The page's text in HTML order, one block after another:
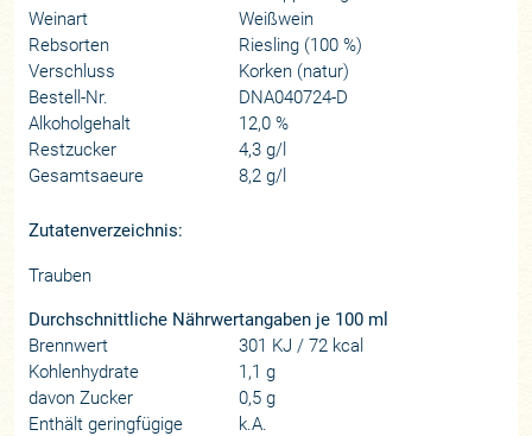
Weinart
Weißwein
Rebsorten
Riesling (100 %)
Verschluss
Korken (natur)
Bestell-Nr.
DNA040724-D
Alkoholgehalt
12,0 %
Restzucker
4,3 g/l
Gesamtsaeure
8,2 g/l
Zutatenverzeichnis:
Trauben
Durchschnittliche Nährwertangaben je 100 ml
Brennwert
301 KJ / 72 kcal
Kohlenhydrate
1,1 g
davon Zucker
0,5 g
Enthält geringfügige
k.A.